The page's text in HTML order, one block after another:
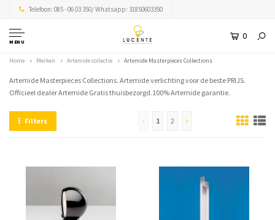
Telefoon: 085 - 06 03 350/ Whatsapp: 31850603350
MENU
0
Home Merken Artemide collectie Artemide Masterpieces Collections
Artemide Masterpieces Collections. Artemide verlichting voor de beste PRIJS.
Officieel dealer Artemide Gratis thuisbezorgd.100% Artemide garantie.
Filters 1 2